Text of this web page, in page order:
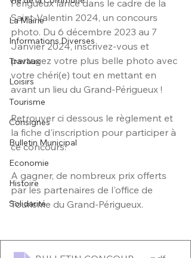
La Mairie
Informations Diverses
Travaux
Loisirs
Tourisme
Consignes
Bulletin Municipal
Economie
Histoire
Solidarité
Périgueux lance dans le cadre de la
Saint-Valentin 2024, un concours
photo. Du 6 décembre 2023 au 7
Janvier 2024, inscrivez-vous et
partagez votre plus belle photo avec
votre chéri(e) tout en mettant en
avant un lieu du Grand-Périgueux !
Retrouver ci dessous le règlement et
la fiche d'inscription pour participer à
ce concours.
A gagner, de nombreux prix offerts
par les partenaires de l'office de
Tourisme du Grand-Périgueux.